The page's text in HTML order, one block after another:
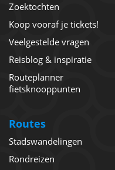
Zoektochten
Koop vooraf je tickets!
Veelgestelde vragen
Reisblog & inspiratie
Routeplanner
fietsknooppunten
Routes
Stadswandelingen
Rondreizen